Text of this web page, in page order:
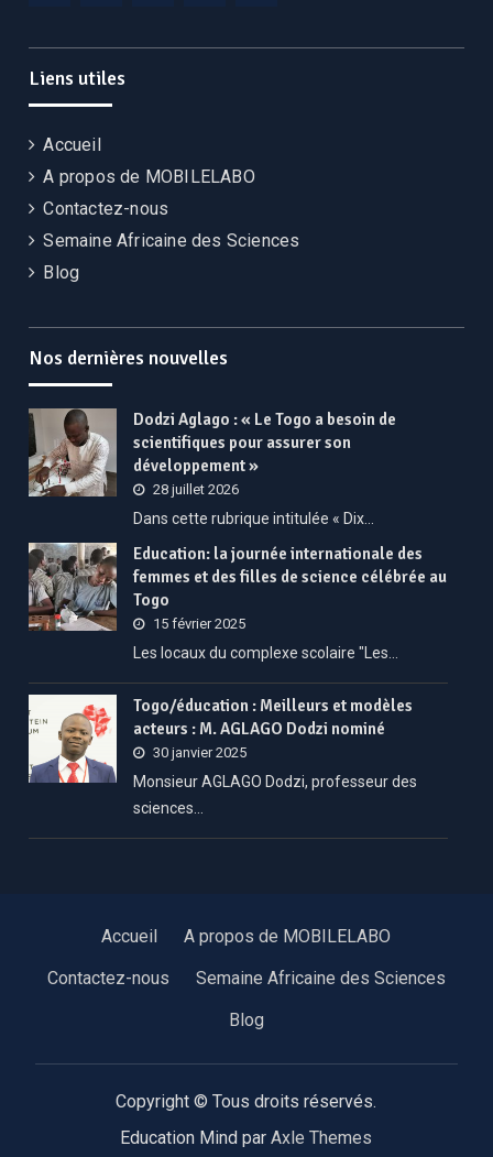
Liens utiles
Accueil
A propos de MOBILELABO
Contactez-nous
Semaine Africaine des Sciences
Blog
Nos dernières nouvelles
Dodzi Aglago : « Le Togo a besoin de
scientifiques pour assurer son
développement »
28 juillet 2026
Dans cette rubrique intitulée « Dix…
Education: la journée internationale des
femmes et des filles de science célébrée au
Togo
15 février 2025
Les locaux du complexe scolaire "Les…
Togo/éducation : Meilleurs et modèles
acteurs : M. AGLAGO Dodzi nominé
30 janvier 2025
Monsieur AGLAGO Dodzi, professeur des
sciences…
Accueil
A propos de MOBILELABO
Contactez-nous
Semaine Africaine des Sciences
Blog
Copyright © Tous droits réservés.
Education Mind parAxle Themes